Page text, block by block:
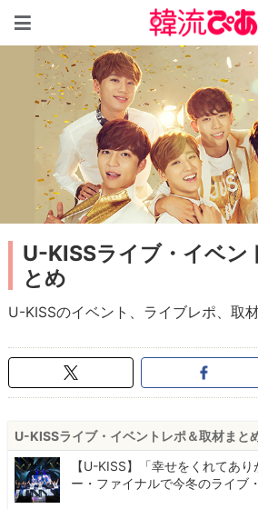
U-KISSライブ・イベン
とめ
U-KISSのイベント、ライブレポ、取
U-KISSライブ・イベントレポ＆取材まと
【U-KISS】「幸せをくれてあ
ー・ファイナルで今冬のライブ